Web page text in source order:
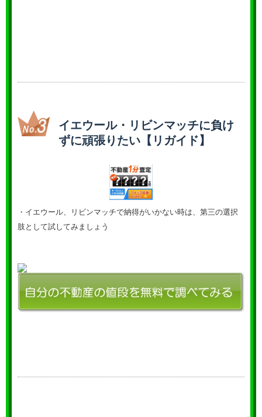
イエウール・リビンマッチに負け
ずに頑張りたい【リガイド】
・イエウール、リビンマッチで納得がいかない時は、第三の選択
肢として試してみましょう